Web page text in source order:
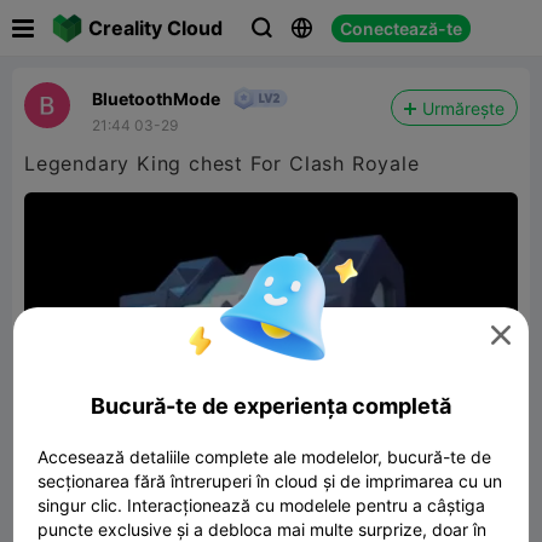
Creality Cloud   Conectează-te
BluetoothMode
21:44 03-29
Urmărește
Legendary King chest For Clash Royale

Bucură-te de experiența completă
Accesează detaliile complete ale modelelor, bucură-te de
secționarea fără întreruperi în cloud și de imprimarea cu un
singur clic. Interacționează cu modelele pentru a câștiga
puncte exclusive și a debloca mai multe surprize, doar în